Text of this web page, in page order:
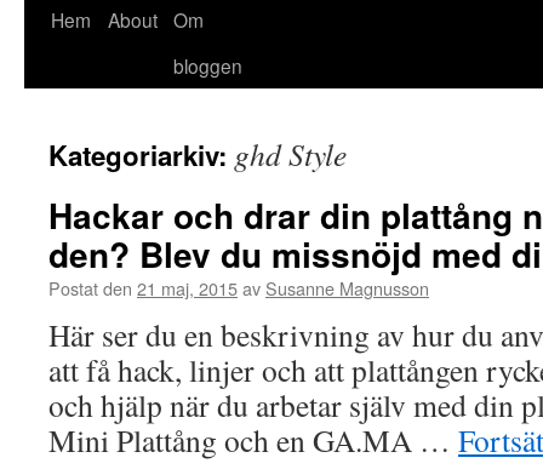
Hem About Om
bloggen
Kategoriarkiv: ghd Style
Hackar och drar din plattång
den? Blev du missnöjd med
Postat den 21 maj, 2015av Susanne Magnusson
Här ser du en beskrivning av hur du
att få hack, linjer och att plattången
och hjälp när du arbetar själv med din
Mini Plattång och en GA.MA …